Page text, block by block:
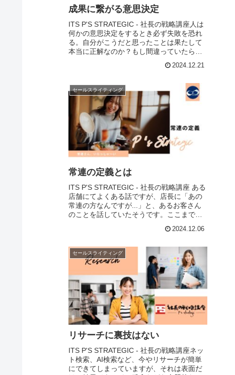
成果に繋がる意思決定
ITS P'S STRATEGIC - 社長の戦略講座人は
何かの意思決定をするとき必ず失敗を恐れ
る。自分がこうだと思ったことは果たして
本当に正解なのか？もし間違っていたらど
をするときそうした恐怖が常につ...2024.12.21
セールスライティング
常連の定義とは
ITS P'S STRATEGIC - 社長の戦略講座 ある
店舗にてよくある話ですが、店長に「あの
常連の方なんですが...」と、あるお客さん
のことを話していたそうです。ここまでは
2024.12.06
セールスライティング
リサーチに裏技はない
ITS P'S STRATEGIC - 社長の戦略講座ネッ
ト検索、AI検索など、今やリサーチが簡単
にできてしまっていますが、それは表面だ